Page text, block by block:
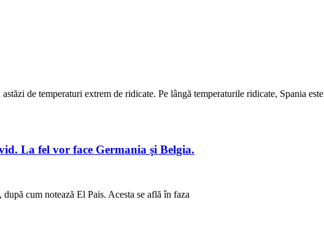
de temperaturi extrem de ridicate. Pe lângă temperaturile ridicate, Spania este
La fel vor face Germania şi Belgia.
cum notează El Pais. Acesta se află în faza